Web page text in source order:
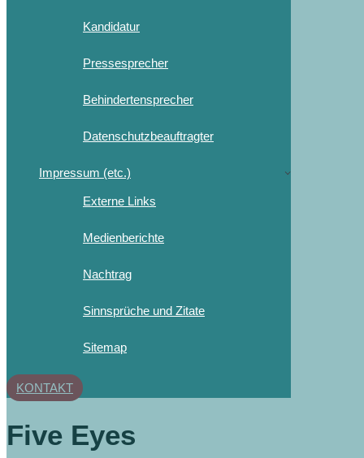
Kandidatur
Pressesprecher
Behindertensprecher
Datenschutzbeauftragter
Impressum (etc.)
Externe Links
Medienberichte
Nachtrag
Sinnsprüche und Zitate
Sitemap
KONTAKT
Five Eyes